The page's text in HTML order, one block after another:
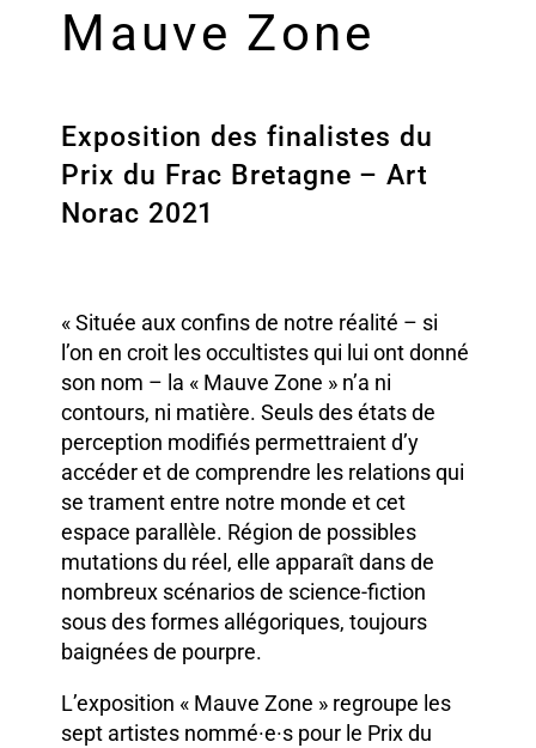
Mauve Zone
Exposition des finalistes du
Prix du Frac Bretagne – Art
Norac 2021
« Située aux confins de notre réalité – si
l’on en croit les occultistes qui lui ont donné
son nom – la « Mauve Zone » n’a ni
contours, ni matière. Seuls des états de
perception modifiés permettraient d’y
accéder et de comprendre les relations qui
se trament entre notre monde et cet
espace parallèle. Région de possibles
mutations du réel, elle apparaît dans de
nombreux scénarios de science-fiction
sous des formes allégoriques, toujours
baignées de pourpre.
L’exposition « Mauve Zone » regroupe les
sept artistes nommé·e·s pour le Prix du